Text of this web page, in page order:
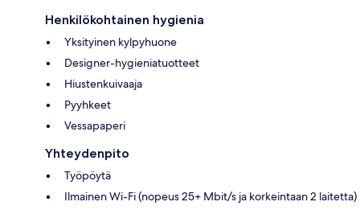
Henkilökohtainen hygienia
Yksityinen kylpyhuone
Designer-hygieniatuotteet
Hiustenkuivaaja
Pyyhkeet
Vessapaperi
Yhteydenpito
Työpöytä
Ilmainen Wi-Fi (nopeus 25+ Mbit/s ja korkeintaan 2 laitetta)